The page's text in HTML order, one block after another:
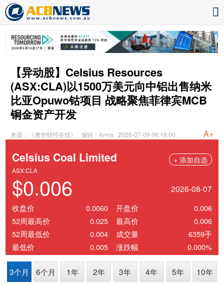
【异动股】Celsius Resources
(ASX:CLA)以1500万美元向中铝出售纳米
比亚Opuwo钴项目 战略聚焦菲律宾MCB
铜金资产开发
来源：《澳华财经在线》 编辑：Anna 2026-07-09 06:18:00 A+